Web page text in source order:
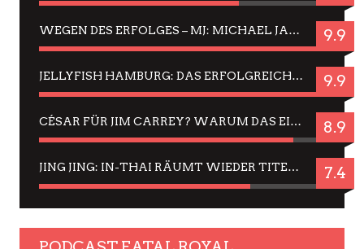
WEGEN DES ERFOLGES – MJ: MICHAEL JACKSON MUSICAL IN EINER MATINEE SEHEN 9.9
JELLYFISH HAMBURG: DAS ERFOLGREICHE SOMMER-MENÜ 2025 IN GEFÜHLEN UND BILDERN 9.9
CÉSAR FÜR JIM CARREY? WARUM DAS EINER DER NERVIGSTEN ACTORS IST UND BLEIBT 8.9
JING JING: IN-THAI RÄUMT WIEDER TITEL AB – EIN ZWEI-STUNDEN-ERLEBNISBERICHT 7.4